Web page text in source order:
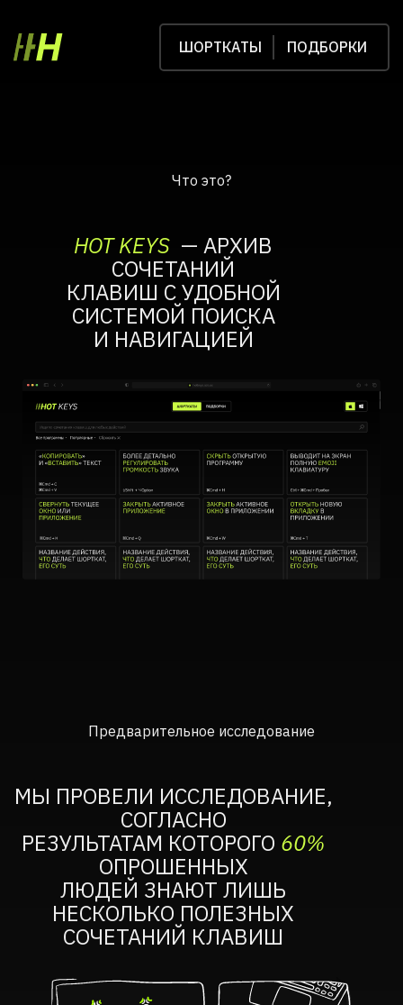
ШОРТКАТЫ ПОДБОРКИ
Что это?
HOT KEYS — АРХИВ
СОЧЕТАНИЙ
КЛАВИШ C УДОБНОЙ
СИСТЕМОЙ ПОИСКА
И НАВИГАЦИЕЙ
Предварительное исследование
МЫ ПРОВЕЛИ ИССЛЕДОВАНИЕ,
СОГЛАСНО
РЕЗУЛЬТАТАМ КОТОРОГО 60%
ОПРОШЕННЫХ
ЛЮДЕЙ ЗНАЮТ ЛИШЬ
НЕСКОЛЬКО ПОЛЕЗНЫХ
СОЧЕТАНИЙ КЛАВИШ